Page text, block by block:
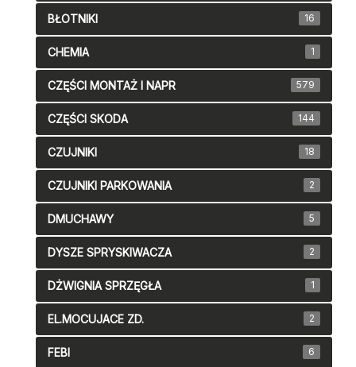
BŁOTNIKI 16
CHEMIA 1
CZĘŚCI MONTAŻ I NAPR 579
CZĘŚCI SKODA 144
CZUJNIKI 18
CZUJNIKI PARKOWANIA 2
DMUCHAWY 5
DYSZE SPRYSKIWACZA 2
DŻWIGNIA SPRZĘGŁA 1
EL.MOCUJACE ZD. 2
FEBI 6